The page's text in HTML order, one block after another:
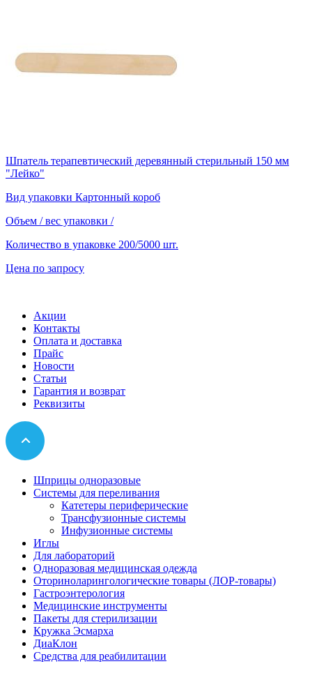
Шпатель терапевтический деревянный стерильный 150 мм
"Лейко"
Вид упаковки Картонный короб
Объем / вес упаковки /
Количество в упаковке 200/5000 шт.
Цена по запросу
Акции
Контакты
Оплата и доставка
Прайс
Новости
Статьи
Гарантия и возврат
Реквизиты
Шприцы одноразовые
Системы для переливания
Катетеры периферические
Трансфузионные системы
Инфузионные системы
Иглы
Для лабораторий
Одноразовая медицинская одежда
Оториноларингологические товары (ЛОР-товары)
Гастроэнтерология
Медицинские инструменты
Пакеты для стерилизации
Кружка Эсмарха
ДиаКлон
Средства для реабилитации